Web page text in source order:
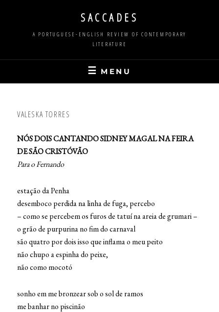
SACCADES
A PORTUGUESE-ENGLISH REVIEW OF CONTEMPORARY
LITERATURE
MENU
VALESKA TORRES
NÓS DOIS CANTANDO SIDNEY MAGAL NA FEIRA
DE SÃO CRISTÓVÃO
Para o Fernando
estação da Penha
desemboco perdida na linha de fuga, percebo
– como se percebem os furos de tatuí na areia de grumari –
o grão de purpurina no fim do carnaval
são quatro por dois isso que inflama o meu peito
não chupo a espinha do peixe,
não como mocotó
sonho em me bronzear sob o sol de ramos
me banhar no piscinão